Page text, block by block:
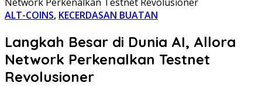
ALT-COINS, KECERDASAN BUATAN
Langkah Besar di Dunia AI, Allora
Network Perkenalkan Testnet
Revolusioner